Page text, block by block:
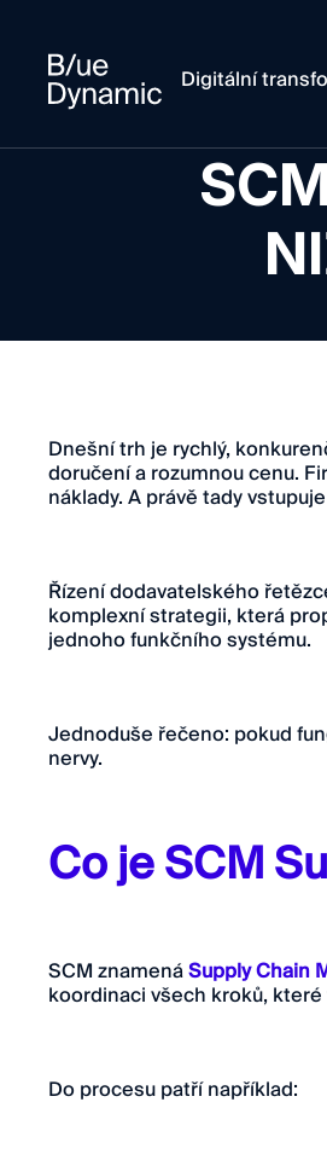
Digitální
Dnešní trh je rychlý,
doručení a rozumnou cenu.
náklady. A právě tady
Řízení dodavatelského
komplexní strategii, která
jednoho funkčního systému.
Jednoduše řečeno: pokud
nervy.
Co je SCM
SCM znamenáSupply Chain
koordinaci všech kroků,
Do procesu patří například: